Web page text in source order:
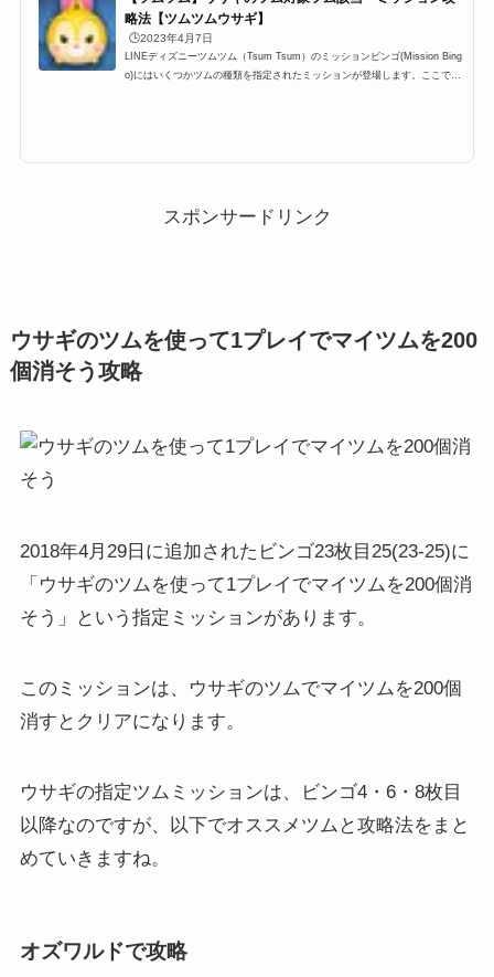
略法【ツムツムウサギ】
🕒️2023年4月7日
LINEディズニーツムツム（Tsum Tsum）のミッションビンゴ(Mission Bing
o)にはいくつかツムの種類を指定されたミッションが登場します。ここでは
スポンサードリンク
ウサギのツムを使って1プレイでマイツムを200
個消そう攻略
2018年4月29日に追加されたビンゴ23枚目25(23-25)に
「ウサギのツムを使って1プレイでマイツムを200個消
そう」という指定ミッションがあります。
このミッションは、ウサギのツムでマイツムを200個
消すとクリアになります。
ウサギの指定ツムミッションは、ビンゴ4・6・8枚目
以降なのですが、以下でオススメツムと攻略法をまと
めていきますね。
オズワルドで攻略